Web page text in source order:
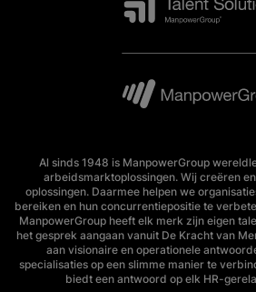
Al sinds 1948 is ManpowerGroup
arbeidsmarktoplossingen. Wij creëren
oplossingen. Daarmee helpen we
bereiken en hun concurrentiepositie te
ManpowerGroup heeft elk merk zijn eigen
het gesprek aangaan vanuit De Kracht van
aan visionaire en operationele
specialisaties op een slimme manier te
biedt een antwoord op elk HR-